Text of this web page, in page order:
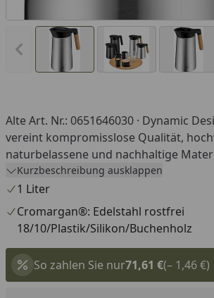
Vorheriges Bild anzeigen
Alte Art. Nr.: 0651646030 · Dynamic
vereint kompromisslose Qualität,
naturbelassene und nachhaltige
Funktionalität und anspruchsvolles
begeisternden Kollektion. ·
Hervorragende Isolierleistung dank
doppelwandigen Isolierkerns aus
patentierte Klick-Deckel ist absolut
Kurzbeschreibung ausklappen
1 Liter
Cromargan®: Edelstahl rostfrei
18/10/Plastik/Silikon/Buchenholz
So zahlen Sie nur71,61 €(– 1,46 €)